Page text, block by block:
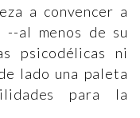
a convencer a
--al menos de su
psicodélicas ni
lado una paleta
para la